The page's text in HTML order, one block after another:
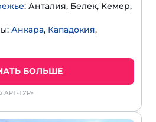
: Анталия, Белек, Кемер,
Анкара, Кападокия,
БОЛЬШЕ
АРТ-ТУР»